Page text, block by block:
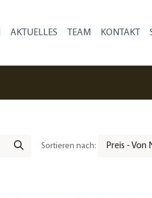
AKTUELLES TEAM KONTAKT
Sortieren nach: Preis -